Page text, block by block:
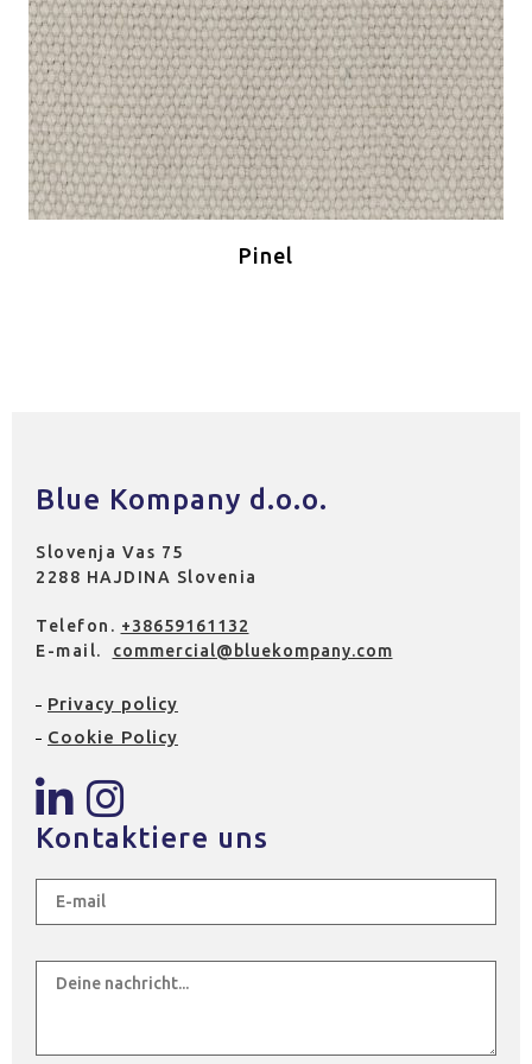
Pinel
Blue Kompany d.o.o.
Slovenja Vas 75
2288 HAJDINA Slovenia
Telefon. +38659161132
E-mail. commercial@bluekompany.com
Privacy policy
Cookie Policy
Kontaktiere uns